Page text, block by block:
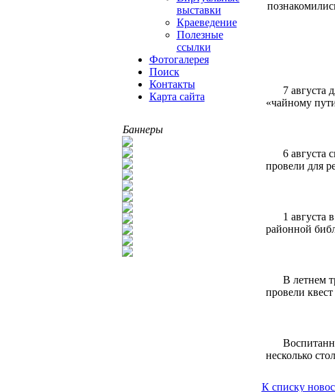
выставки
Краеведение
Полезные
ссылки
Фотогалерея
Поиск
Контакты
Карта сайта
Баннеры
7 августа
«чайному
6 августа
провели для
1 августа
районной
В летнем
провели
несколько
К списку